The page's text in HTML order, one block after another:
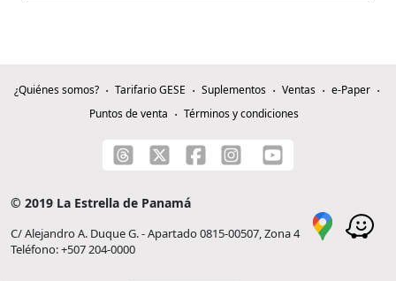
¿Quiénes somos? Tarifario GESE Suplementos Ventas
e-Paper
Puntos de venta
Términos y condiciones
© 2019 La Estrella de Panamá
C/ Alejandro A. Duque G. - Apartado 0815-00507, Zona 4
Teléfono: +507 204-0000